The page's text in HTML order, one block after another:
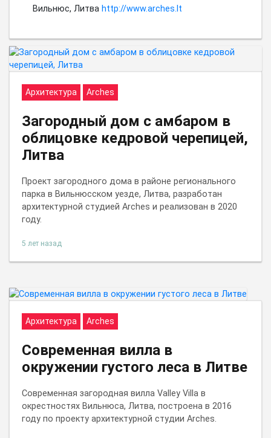
Вильнюс, Литва http://www.arches.lt
Архитектура Arches
Загородный дом с амбаром в
облицовке кедровой черепицей,
Литва
Проект загородного дома в районе регионального
парка в Вильнюсском уезде, Литва, разработан
архитектурной студией Arches и реализован в 2020
году.
5 лет назад
Архитектура Arches
Современная вилла в
окружении густого леса в Литве
Современная загородная вилла Valley Villa в
окрестностях Вильнюса, Литва, построена в 2016
году по проекту архитектурной студии Arches.